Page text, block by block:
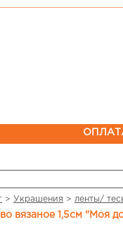
> Украшения > ленты/
вязаное 1,5см "Моя